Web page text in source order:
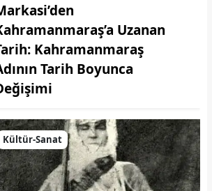
Uzanan
Kahramanmaraş
Tarih Boyunca
Kültür-Sanat